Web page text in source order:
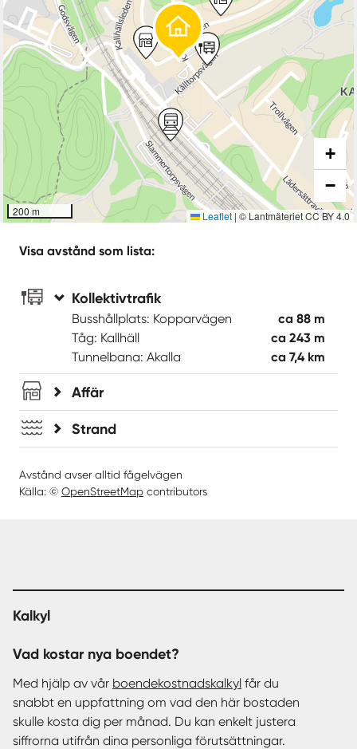
200 m
+
−
Leaflet | © Lantmäteriet CC BY 4.0
Visa avstånd som lista:
Kollektivtrafik
Busshållplats: Kopparvägen
ca 88 m
Tåg: Kallhäll
ca 243 m
Tunnelbana: Akalla
ca 7,4 km
Affär
Strand
Avstånd avser alltid fågelvägen
Källa: © OpenStreetMap contributors
Kalkyl
Vad kostar nya boendet?
Med hjälp av vår boendekostnadskalkyl får du
snabbt en uppfattning om vad den här bostaden
skulle kosta dig per månad. Du kan enkelt justera
siffrorna utifrån dina personliga förutsättningar.